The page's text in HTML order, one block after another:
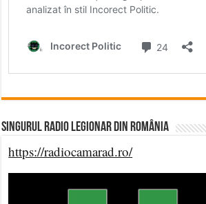
Singurul Radio Legionar din România
https://radiocamarad.ro/